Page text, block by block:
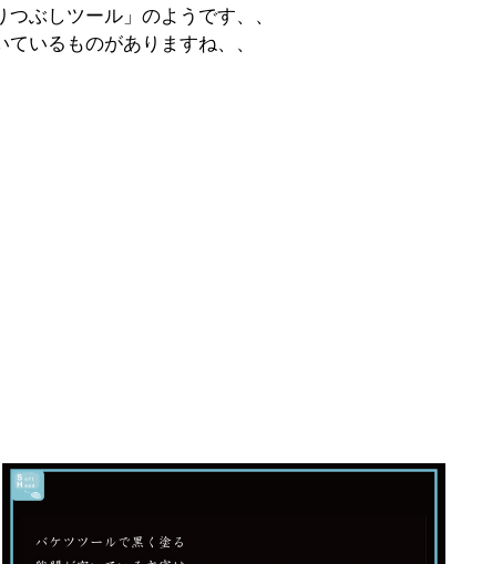
ぶしツール」のようです、、
いるものがありますね、、